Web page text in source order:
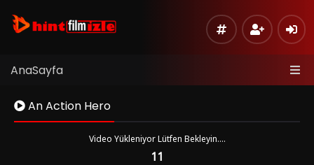
AnaSayfa
An Action Hero
Video Yükleniyor Lütfen Bekleyin....
11